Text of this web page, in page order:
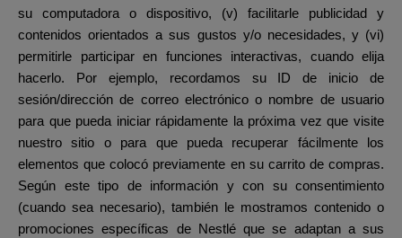
su computadora o dispositivo, (v) facilitarle publicidad y
contenidos orientados a sus gustos y/o necesidades, y (vi)
permitirle participar en funciones interactivas, cuando elija
hacerlo. Por ejemplo, recordamos su ID de inicio de
sesión/dirección de correo electrónico o nombre de usuario
para que pueda iniciar rápidamente la próxima vez que visite
nuestro sitio o para que pueda recuperar fácilmente los
elementos que colocó previamente en su carrito de compras.
Según este tipo de información y con su consentimiento
(cuando sea necesario), también le mostramos contenido o
promociones específicas de Nestlé que se adaptan a sus